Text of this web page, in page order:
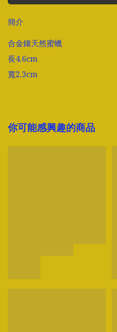
簡介
合金鑲天然蜜蠟
長4.6cm
寬2.3cm
你可能感興趣的商品